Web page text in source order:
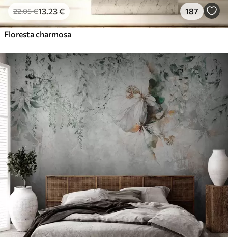
22.05€13 .23€ 187
Floresta charmosa